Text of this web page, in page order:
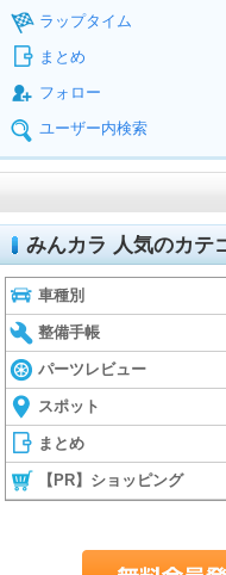
ラップタイム
まとめ
フォロー
ユーザー内検索
みんカラ 人気のカテ
車種別
整備手帳
パーツレビュー
スポット
まとめ
【PR】ショッピング